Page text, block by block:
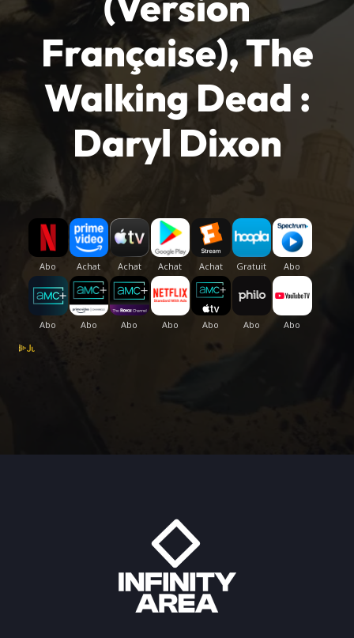
Française), The
Walking Dead :
Daryl Dixon